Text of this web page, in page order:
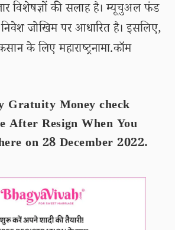
विशेषज्ञों की सलाह है। म्यूचुअल फंड
जोखिम पर आधारित है। इसलिए,
के लिए महाराष्ट्रनामा.कॉम
Gratuity Money check
After Resign When You
on 28 December 2022.